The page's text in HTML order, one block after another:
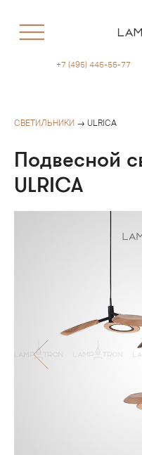
+7 (495) 445-55-77
СВЕТИЛЬНИКИ → ULRICA
Подвесной
ULRICA